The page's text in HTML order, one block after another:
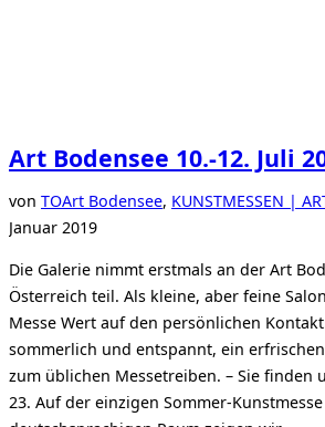
Art Bodensee 10.-12. Juli
von TOArt Bodensee, KUNSTMESSEN |
Januar 2019
Die Galerie nimmt erstmals an der Art
Österreich teil. Als kleine, aber feine
Messe Wert auf den persönlichen
sommerlich und entspannt, ein
zum üblichen Messetreiben. – Sie finden
23. Auf der einzigen Sommer-